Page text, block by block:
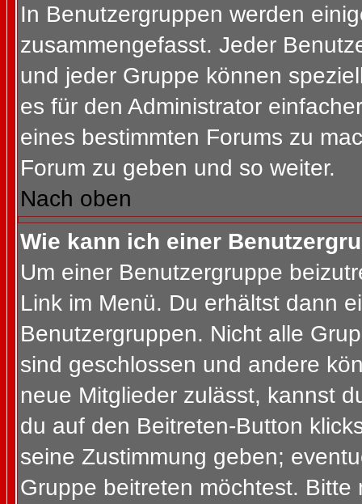
In Benutzergruppen werden
zusammengefasst. Jeder
und jeder Gruppe können
es für den Administrator
eines bestimmten Forums zu
Forum zu geben und so weiter.
Nach oben
Wie kann ich einer
Um einer Benutzergruppe
Link im Menü. Du erhältst dann
Benutzergruppen. Nicht alle
sind geschlossen und andere
neue Mitglieder zulässt, kannst
du auf den Beitreten-Button
seine Zustimmung geben;
Gruppe beitreten möchtest.